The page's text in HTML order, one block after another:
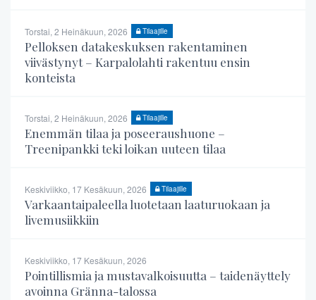
Torstai, 2 Heinäkuun, 2026 Tilaajille
Pelloksen datakeskuksen rakentaminen
viivästynyt – Karpalolahti rakentuu ensin
konteista
Torstai, 2 Heinäkuun, 2026 Tilaajille
Enemmän tilaa ja poseeraushuone –
Treenipankki teki loikan uuteen tilaa
Keskiviikko, 17 Kesäkuun, 2026 Tilaajille
Varkaantaipaleella luotetaan laaturuokaan ja
livemusiikkiin
Keskiviikko, 17 Kesäkuun, 2026
Pointillismia ja mustavalkoisuutta – taidenäyttely
avoinna Gränna-talossa